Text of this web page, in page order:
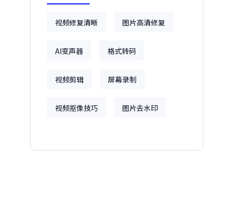
视频修复清晰 图片高清修复
AI变声器 格式转码
视频剪辑 屏幕录制
视频抠像技巧 图片去水印